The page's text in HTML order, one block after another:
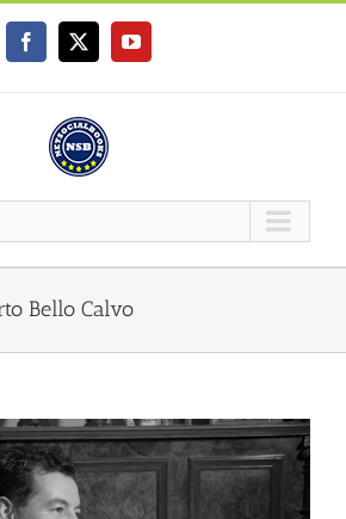
Facebook
X YouTube
Bello Calvo